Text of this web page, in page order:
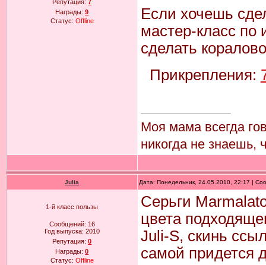
Репутация:7
Награды:9
Статус: Offline
Если хочешь
мастер-класс по
сделать
Прикрепления:
Моя мама всегда
никогда не знаешь,
Julia Дата: Понедельник, 24.05.2010, 22:17 |
1-й класс пользы
Сообщений: 16
Год выпуска: 2010
Репутация:0
Награды:0
Статус: Offline
Серьги
цвета
Juli-S, скинь
самой придется